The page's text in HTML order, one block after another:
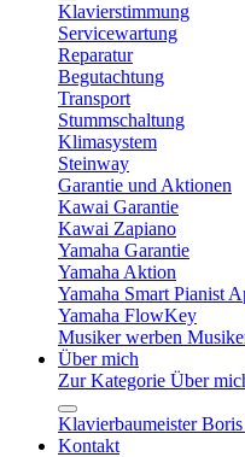
Klavierstimmung
Servicewartung
Reparatur
Begutachtung
Transport
Stummschaltung
Klimasystem
Steinway
Garantie und Aktionen
Kawai Garantie
Kawai Zapiano
Yamaha Garantie
Yamaha Aktion
Yamaha Smart Pianist
Yamaha FlowKey
Musiker werben
Über mich
Zur Kategorie Über
Klavierbaumeister
Kontakt